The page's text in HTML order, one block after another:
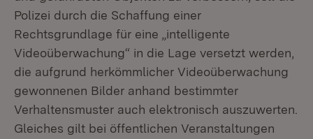
Polizei durch die Schaffung einer
Rechtsgrundlage für eine „intelligente
Videoüberwachung“ in die Lage versetzt werden,
die aufgrund herkömmlicher Videoüberwachung
gewonnenen Bilder anhand bestimmter
Verhaltensmuster auch elektronisch auszuwerten.
Gleiches gilt bei öffentlichen Veranstaltungen